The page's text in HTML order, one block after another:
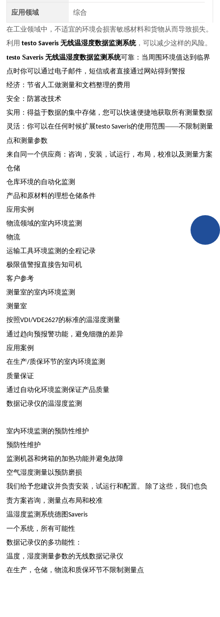
应用领域 综合
在工业领域中，不适宜的环境会损害敏感材料和货物从而导致损失。
利用 testo Saveris 无线温湿度数据监测系统，可以减少这样的风险。
testo Saveris 无线温湿度数据监测系统可靠：当周围环境值达到临界
点时你可以通过电子邮件，短信或者直接通过网站得到警报
经济：节省人工做测量和文档整理的费用
安全：防篡改技术
实用：得益于数据的集中存储，您可以快速便捷地获取所有测量数据
灵活：你可以在任何时候扩展testo Saveris的使用范围——不限制测量
点和测量参数
来自同一个供应商：咨询，安装，试运行，布局，校准以及测量方案
仓储
仓库环境的自动化监测
产品和原材料的理想仓储条件
应用实例
物流领域的室内环境监测
物流
运输工具环境监测的全程记录
极限值警报直接告知司机
客户参考
测量室的室内环境监测
测量室
按照VDI/VDE2627的标准的温湿度测量
通过趋向预报警功能，避免细微的差异
应用案例
在生产/质保环节的室内环境监测
质量保证
通过自动化环境监测保证产品质量
数据记录仪的温湿度监测
室内环境监测的预防性维护
预防性维护
监测机器和烤箱的加热功能并避免故障
空气湿度测量以预防磨损
我们给予您建议并负责安装，试运行和配置。
除了这些，我们也负
责方案咨询，测量点布局和校准
温湿度监测系统德图Saveris
一个系统，所有可能性
数据记录仪的多功能性：
温度，湿度测量参数的无线数据记录仪
在生产，仓储，物流和质保环节不限制测量点